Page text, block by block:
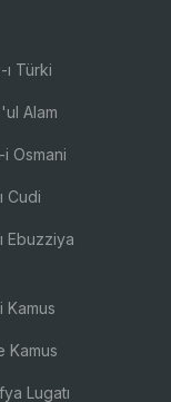
ı Türki
Alam
Osmani
Cudi
Ebuzziya
Kamus
Kamus
Lugatı